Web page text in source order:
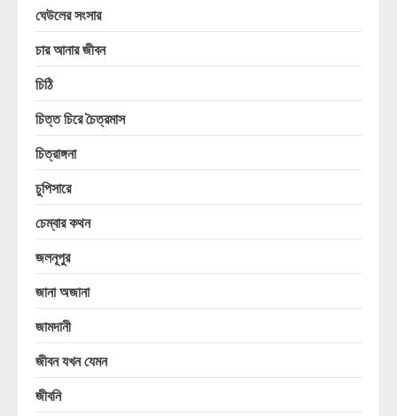
ঘেউলের সংসার
চার আনার জীবন
চিঠি
চিত্ত চিরে চৈত্রমাস
চিত্রাঙ্গনা
চুপিসারে
চেম্বার কথন
জলনূপুর
জানা অজানা
জামদানী
জীবন যখন যেমন
জীবনি